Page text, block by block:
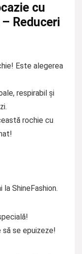
cu
Reduceri
Este alegerea
respirabil și
rochie cu
ShineFashion.
se epuizeze!